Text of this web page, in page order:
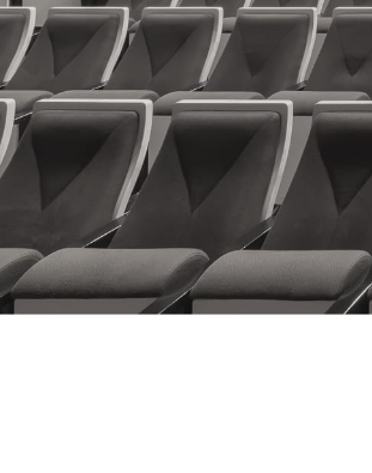
お知らせ
重要事項
みなさまの声